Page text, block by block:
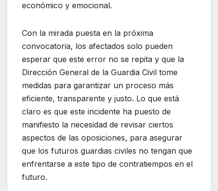
económico y emocional.
Con la mirada puesta en la próxima
convocatoria, los afectados solo pueden
esperar que este error no se repita y que la
Dirección General de la Guardia Civil tome
medidas para garantizar un proceso más
eficiente, transparente y justo. Lo que está
claro es que este incidente ha puesto de
manifiesto la necesidad de revisar ciertos
aspectos de las oposiciones, para asegurar
que los futuros guardias civiles no tengan que
enfrentarse a este tipo de contratiempos en el
futuro.